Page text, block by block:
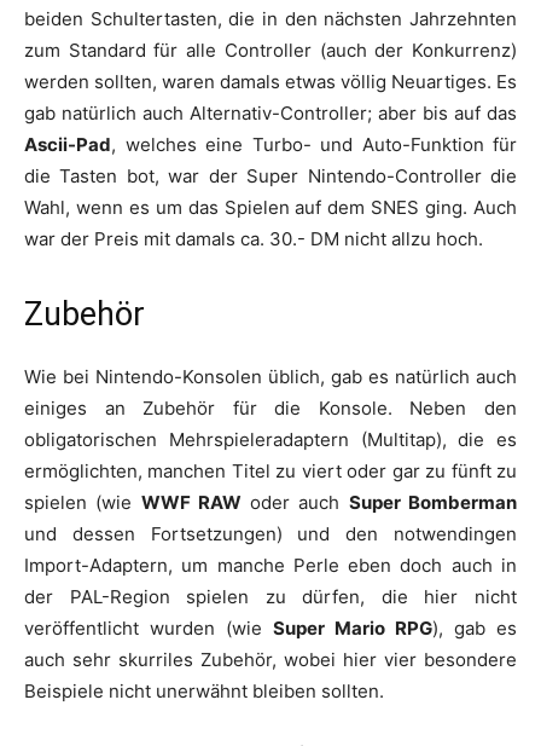
beiden Schultertasten, die in den nächsten Jahrzehnten
zum Standard für alle Controller (auch der Konkurrenz)
werden sollten, waren damals etwas völlig Neuartiges. Es
gab natürlich auch Alternativ-Controller; aber bis auf das
Ascii-Pad, welches eine Turbo- und Auto-Funktion für
die Tasten bot, war der Super Nintendo-Controller die
Wahl, wenn es um das Spielen auf dem SNES ging. Auch
war der Preis mit damals ca. 30.- DM nicht allzu hoch.
Zubehör
Wie bei Nintendo-Konsolen üblich, gab es natürlich auch
einiges an Zubehör für die Konsole. Neben den
obligatorischen Mehrspieleradaptern (Multitap), die es
ermöglichten, manchen Titel zu viert oder gar zu fünft zu
spielen (wie WWF RAWoder auch Super Bomberman
und dessen Fortsetzungen) und den notwendingen
Import-Adaptern, um manche Perle eben doch auch in
der PAL-Region spielen zu dürfen, die hier nicht
veröffentlicht wurden (wie Super Mario RPG), gab es
auch sehr skurriles Zubehör, wobei hier vier besondere
Beispiele nicht unerwähnt bleiben sollten.